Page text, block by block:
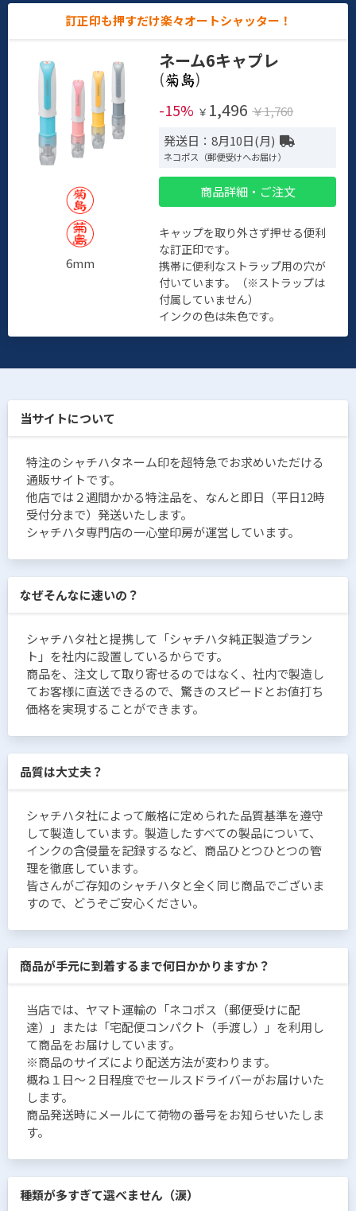
訂正印も押すだけ楽々オートシャッター！
6mm
ネーム6キャプレ
(
)
-15% ￥ 1,496 ￥1,760
発送日：8月10日(月)
ネコポス（郵便受けへお届け）
商品詳細・ご注文
キャップを取り外さず押せる便利
な訂正印です。
携帯に便利なストラップ用の穴が
付いています。（※ストラップは
付属していません）
インクの色は朱色です。
当サイトについて
特注のシャチハタネーム印を超特急でお求めいただける
通販サイトです。
他店では２週間かかる特注品を、なんと即日（平日12時
受付分まで）発送いたします。
シャチハタ専門店の一心堂印房が運営しています。
なぜそんなに速いの？
シャチハタ社と提携して「シャチハタ純正製造プラン
ト」を社内に設置しているからです。
商品を、注文して取り寄せるのではなく、社内で製造し
てお客様に直送できるので、驚きのスピードとお値打ち
価格を実現することができます。
品質は大丈夫？
シャチハタ社によって厳格に定められた品質基準を遵守
して製造しています。製造したすべての製品について、
インクの含侵量を記録するなど、商品ひとつひとつの管
理を徹底しています。
皆さんがご存知のシャチハタと全く同じ商品でございま
すので、どうぞご安心ください。
商品が手元に到着するまで何日かかりますか？
当店では、ヤマト運輸の「ネコポス（郵便受けに配
達）」または「宅配便コンパクト（手渡し）」を利用し
て商品をお届けしています。
※商品のサイズにより配送方法が変わります。
概ね１日〜２日程度でセールスドライバーがお届けいた
します。
商品発送時にメールにて荷物の番号をお知らせいたしま
す。
種類が多すぎて選べません（涙）